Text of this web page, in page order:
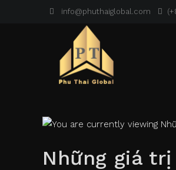
info@phuthaiglobal.com
Những giá